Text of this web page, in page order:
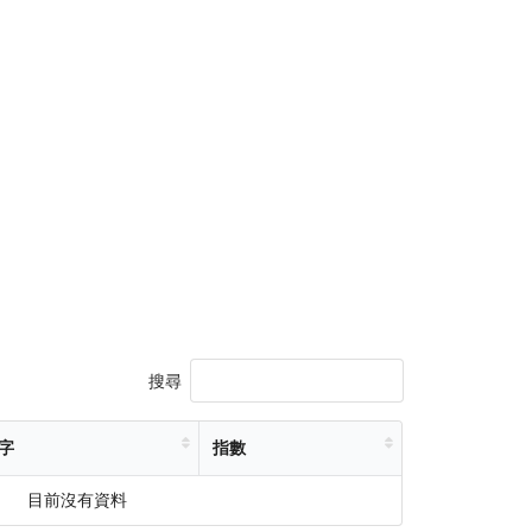
搜尋
指數
目前沒有資料